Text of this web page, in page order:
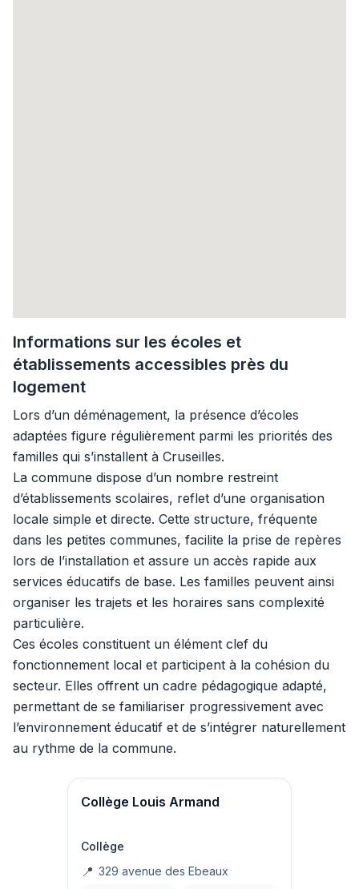
Informations sur les écoles et
établissements accessibles près du
logement
Lors d’un déménagement, la présence d’écoles
adaptées figure régulièrement parmi les priorités des
familles qui s’installent à Cruseilles.
La commune dispose d’un nombre restreint
d’établissements scolaires, reflet d’une organisation
locale simple et directe. Cette structure, fréquente
dans les petites communes, facilite la prise de repères
lors de l’installation et assure un accès rapide aux
services éducatifs de base. Les familles peuvent ainsi
organiser les trajets et les horaires sans complexité
particulière.
Ces écoles constituent un élément clef du
fonctionnement local et participent à la cohésion du
secteur. Elles offrent un cadre pédagogique adapté,
permettant de se familiariser progressivement avec
l’environnement éducatif et de s’intégrer naturellement
au rythme de la commune.
Collège Louis Armand
Collège
📍 329 avenue des Ebeaux